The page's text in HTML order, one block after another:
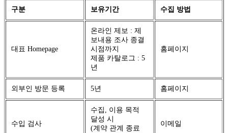
구분 보유기간 수집 방법
대표 Homepage
온라인 제보 : 제
보내용 조사 종결
시점까지
제품 카탈로그 : 5
년
홈페이지
외부인 방문 등록 5년 홈페이지
수입 검사
수집, 이용 목적
달성 시
(계약 관계 종료
이메일